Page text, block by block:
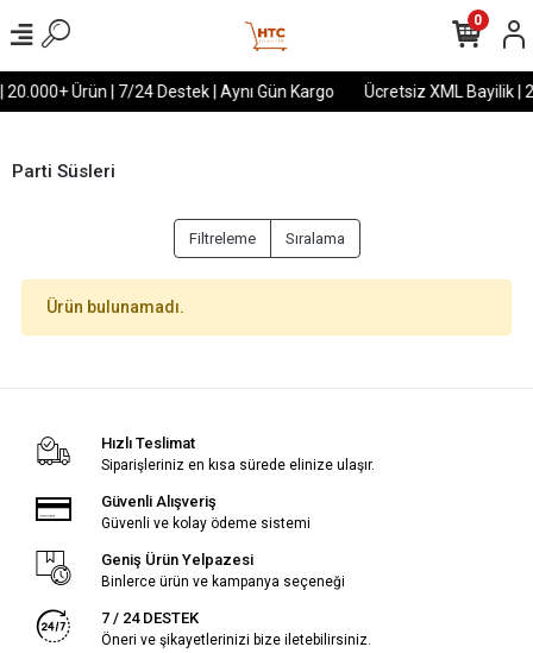
Ürün | 7/24 Destek | Aynı Gün Kargo Ücretsiz XML Bayilik |
0
Parti Süsleri
Filtreleme Sıralama
Ürün bulunamadı.
Hızlı Teslimat
Siparişleriniz en kısa sürede elinize ulaşır.
Güvenli Alışveriş
Güvenli ve kolay ödeme sistemi
Geniş Ürün Yelpazesi
Binlerce ürün ve kampanya seçeneği
7 / 24 DESTEK
Öneri ve şikayetlerinizi bize iletebilirsiniz.